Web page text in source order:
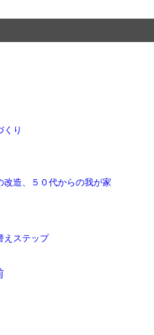
くり
造、５０代からの我が家
えステップ